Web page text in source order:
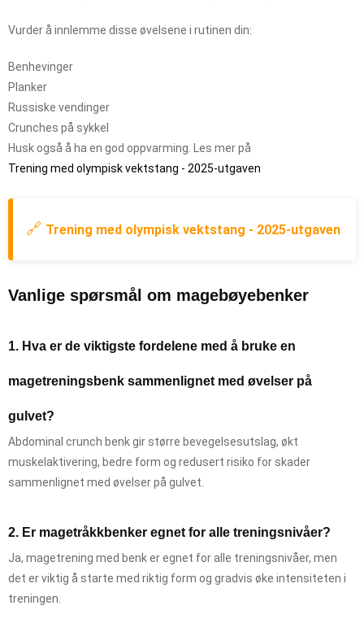
Vurder å innlemme disse øvelsene i rutinen din:
Benhevinger
Planker
Russiske vendinger
Crunches på sykkel
Husk også å ha en god oppvarming. Les mer på
Trening med olympisk vektstang - 2025-utgaven
🔗 Trening med olympisk vektstang - 2025-utgaven
Vanlige spørsmål om magebøyebenker
1. Hva er de viktigste fordelene med å bruke en
magetreningsbenk sammenlignet med øvelser på
gulvet?
Abdominal crunch benk gir større bevegelsesutslag, økt
muskelaktivering, bedre form og redusert risiko for skader
sammenlignet med øvelser på gulvet.
2. Er magetråkkbenker egnet for alle treningsnivåer?
Ja, magetrening med benk er egnet for alle treningsnivåer, men
det er viktig å starte med riktig form og gradvis øke intensiteten i
treningen.